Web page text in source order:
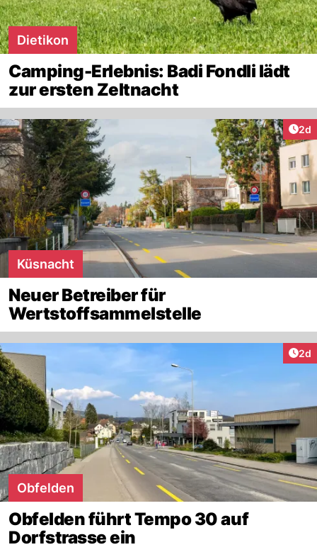
Dietikon
Camping-Erlebnis: Badi Fondli lädt
zur ersten Zeltnacht
2d
Küsnacht
Neuer Betreiber für
Wertstoffsammelstelle
2d
Obfelden
Obfelden führt Tempo 30 auf
Dorfstrasse ein